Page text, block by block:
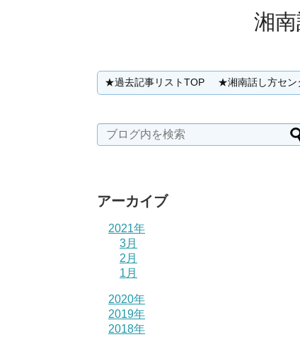
湘
★過去記事リストTOP ★湘南話し方セン
アーカイブ
2021年
3月
2月
1月
2020年
2019年
2018年